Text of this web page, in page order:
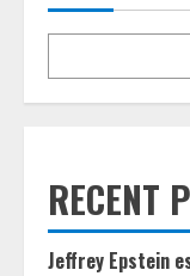
RECENT
Jeffrey Epstein